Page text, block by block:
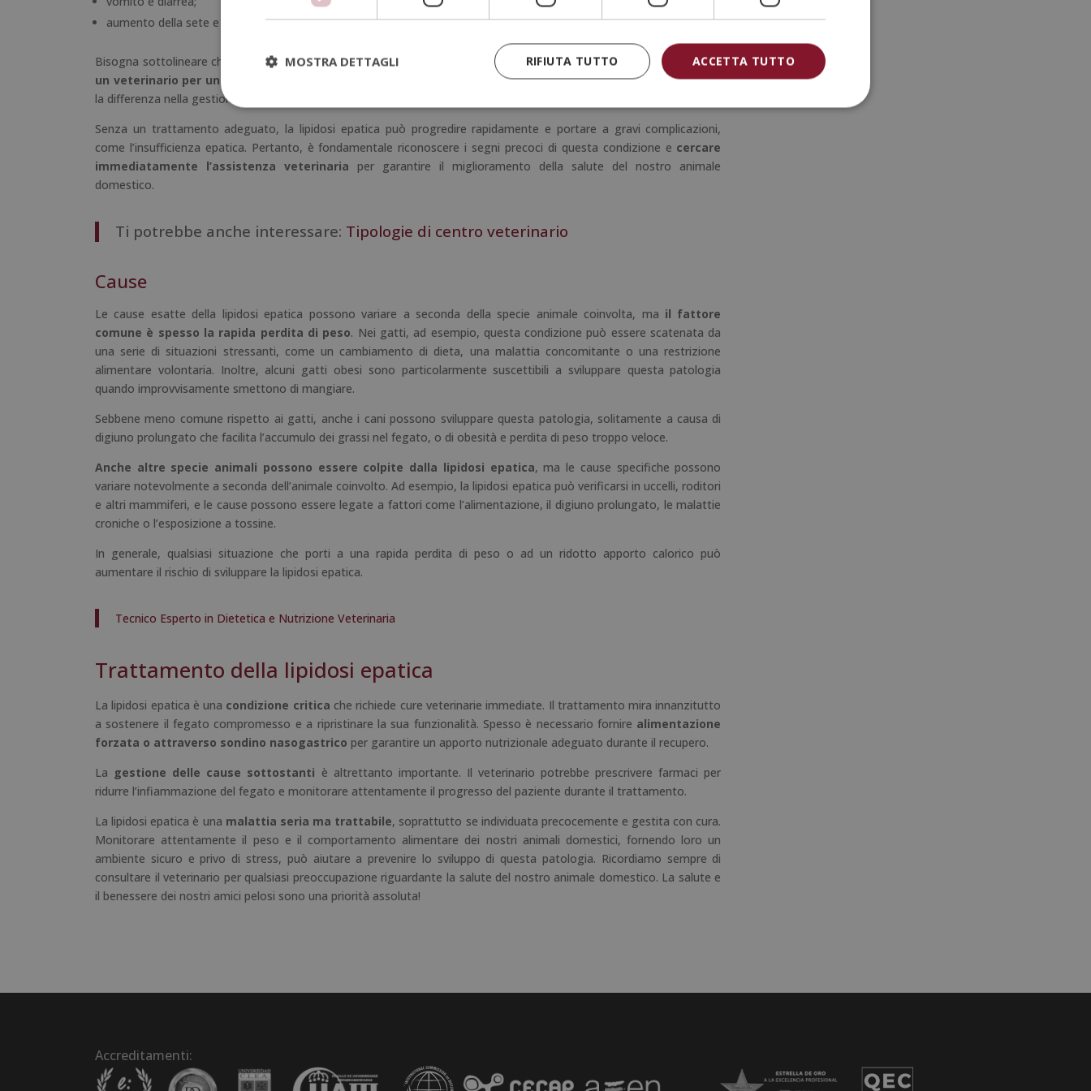
aumento della sete e della minzione, specialmente nei cani.
Bisogna sottolineare che i sintomi possono essere simili a quelli di altre malattie, quindi è fondamentale
consultare
un veterinario per una diagnosi accurata
. Un intervento tempestivo e un trattamento appropriato possono fare
la differenza nella gestione della lipidosi epatica e nella salute complessiva del nostro animale domestico.
Senza un trattamento adeguato, la lipidosi epatica può progredire rapidamente e portare a gravi complicazioni,
come l’insufficienza epatica. Pertanto, è fondamentale riconoscere i segni precoci di questa condizione e cercare
immediatamente l’assistenza veterinaria per garantire il miglioramento della salute del nostro animale
domestico.
Ti potrebbe anche interessare: Tipologie di centro veterinario
Cause
Le cause esatte della lipidosi epatica possono variare a seconda della specie animale coinvolta, ma il fattore
comune è spesso la rapida perdita di peso. Nei gatti, ad esempio, questa condizione può essere scatenata da
una serie di situazioni stressanti, come un cambiamento di dieta, una malattia concomitante o una restrizione
alimentare volontaria. Inoltre, alcuni gatti obesi sono particolarmente suscettibili a sviluppare questa patologia
quando improvvisamente smettono di mangiare.
Sebbene meno comune rispetto ai gatti, anche i cani possono sviluppare questa patologia, solitamente a causa di
digiuno prolungato che facilita l’accumulo dei grassi nel fegato, o di obesità e perdita di peso troppo veloce.
Anche altre specie animali possono essere colpite dalla lipidosi epatica, ma le cause specifiche possono
variare notevolmente a seconda dell’animale coinvolto. Ad esempio, la lipidosi epatica può verificarsi in uccelli, roditori
e altri mammiferi, e le cause possono essere legate a fattori come l’alimentazione, il digiuno prolungato, le malattie
croniche o l’esposizione a tossine.
In generale, qualsiasi situazione che porti a una rapida perdita di peso o ad un ridotto apporto calorico può
aumentare il rischio di sviluppare la lipidosi epatica.
Tecnico Esperto in Dietetica e Nutrizione Veterinaria
Trattamento della lipidosi epatica
La lipidosi epatica è una condizione critica che richiede cure veterinarie immediate. Il trattamento mira innanzitutto
a sostenere il fegato compromesso e a ripristinare la sua funzionalità. Spesso è necessario fornire alimentazione
forzata o attraverso sondino nasogastrico per garantire un apporto nutrizionale adeguato durante il recupero.
La gestione delle cause sottostanti è altrettanto importante. Il veterinario potrebbe prescrivere farmaci per
ridurre l’infiammazione del fegato e monitorare attentamente il progresso del paziente durante il trattamento.
La lipidosi epatica è una malattia seria ma trattabile, soprattutto se individuata precocemente e gestita con cura.
Monitorare attentamente il peso e il comportamento alimentare dei nostri animali domestici, fornendo loro un
ambiente sicuro e privo di stress, può aiutare a prevenire lo sviluppo di questa patologia. Ricordiamo sempre di
consultare il veterinario per qualsiasi preoccupazione riguardante la salute del nostro animale domestico. La salute e
il benessere dei nostri amici pelosi sono una priorità assoluta!
Accreditamenti:
ACCETTA TUTTO
RIFIUTA TUTTO
MOSTRA DETTAGLI